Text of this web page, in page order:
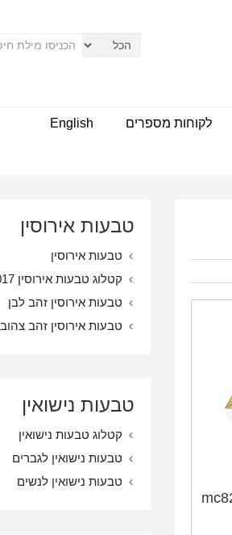
לקוחות מספרים English
טבעות אירוסין
טבעות אירוסין
קטלוג טבעות אירוסין 2017
טבעות אירוסין זהב לבן
טבעות אירוסין זהב צהוב
טבעות נישואין
קטלוג טבעות נישואין
טבעות נישואין לגברים
טבעות נישואין לנשים